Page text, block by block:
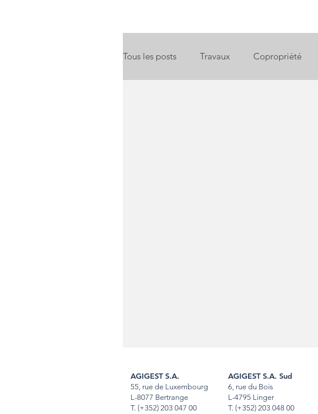
Tous les posts Travaux Copropriété
AGIGEST S.A.
55, rue de Luxembourg
L-8077 Bertrange
T. (+352) 203 047 00
AGIGEST S.A. Sud
6, rue du Bois
L-4795 Linger
T. (+352) 203 048 00